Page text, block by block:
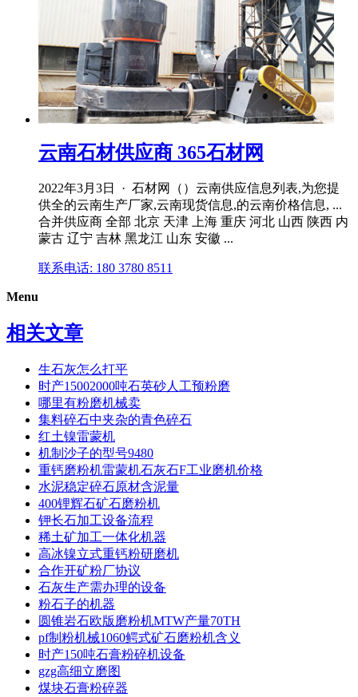
云南石材供应商 365石材网
2022年3月3日 · 石材网（）云南供应信息列表,为您提
供全的云南生产厂家,云南现货信息,的云南价格信息, ...
合并供应商 全部 北京 天津 上海 重庆 河北 山西 陕西 内
蒙古 辽宁 吉林 黑龙江 山东 安徽 ...
联系电话: 180 3780 8511
Menu
相关文章
生石灰怎么打平
时产15002000吨石英砂人工预粉磨
哪里有粉磨机械卖
集料碎石中夹杂的青色碎石
红土镍雷蒙机
机制沙子的型号9480
重钙磨粉机雷蒙机石灰石F工业磨机价格
水泥稳定碎石原材含泥量
400锂辉石矿石磨粉机
钾长石加工设备流程
稀土矿加工一体化机器
高冰镍立式重钙粉研磨机
合作开矿粉厂协议
石灰生产需办理的设备
粉石子的机器
圆锥岩石欧版磨粉机MTW产量70TH
pf制粉机械1060鳄式矿石磨粉机含义
时产150吨石膏粉碎机设备
gzg高细立磨图
煤块石膏粉碎器